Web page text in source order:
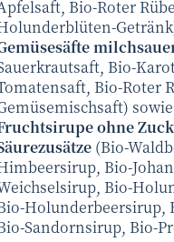
Bio-Roter
Bio-
Bio-Roter
sowie
ohne
(Bio-
Bio-
Bio-
Holunderbeersirup,
Sandornsirup, Bio-